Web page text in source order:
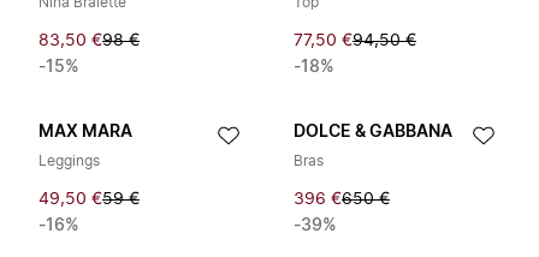
83,50 €98 €
-15%
77,50 €94,50 €
-18%
MAX MARA
Leggings
49,50 €59 €
-16%
DOLCE & GABBANA
Bras
396 €650 €
-39%